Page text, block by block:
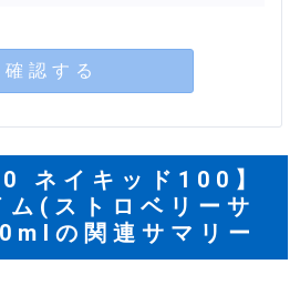
確認する
ネイキッド100】
ム(ストロベリーサ
の関連サマリー